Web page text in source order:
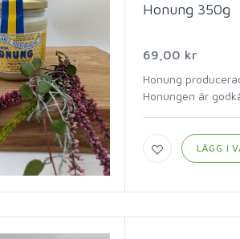
Honung 350g
69,00 kr
Honung
Honungen är
LÄGG I